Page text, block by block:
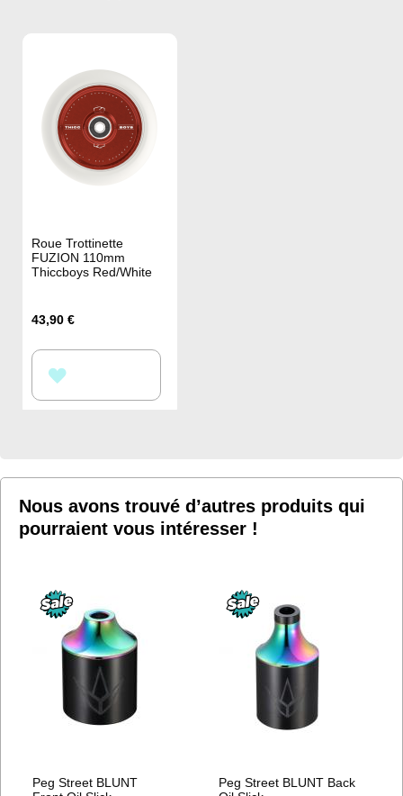
Roue Trottinette
FUZION 110mm
Thiccboys Red/White
43,90 €
À
D’ENVIE
Nous avons trouvé d’autres produits qui
pourraient vous intéresser !
Peg Street BLUNT
Peg Street BLUNT Back